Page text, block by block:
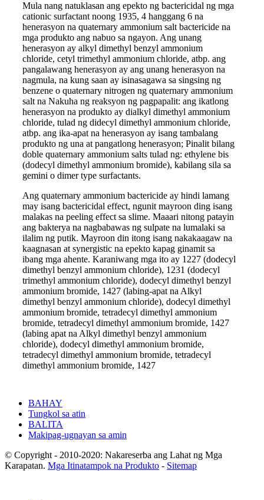
Mula nang natuklasan ang epekto ng bactericidal ng mga
cationic surfactant noong 1935, 4 hanggang 6 na
henerasyon na quaternary ammonium salt bactericide na
mga produkto ang nabuo sa ngayon. Ang unang
henerasyon ay alkyl dimethyl benzyl ammonium
chloride, cetyl trimethyl ammonium chloride, atbp. ang
pangalawang henerasyon ay ang unang henerasyon na
nagmula, na kung saan ay isinasagawa sa singsing ng
benzene o quaternary nitrogen ng quaternary ammonium
salt na Nakuha ng reaksyon ng pagpapalit: ang ikatlong
henerasyon na produkto ay dialkyl dimethyl ammonium
chloride, tulad ng didecyl dimethyl ammonium chloride,
atbp. ang ika-apat na henerasyon ay isang tambalang
produkto ng una at pangatlong henerasyon; Pinalit bilang
doble quaternary ammonium salts tulad ng: ethylene bis
(dodecyl dimethyl ammonium bromide), kabilang sila sa
gemini o dimer type surfactants.
Ang quaternary ammonium bactericide ay hindi lamang
may isang bactericidal effect, ngunit mayroon ding isang
malakas na peeling effect sa slime. Maaari nitong patayin
ang bakterya na nagbabawas ng sulpate na lumalaki sa
ilalim ng putik. Mayroon din itong isang nakakaagaw na
kaagnasan at synergistic na epekto kapag ginamit sa
ibang mga ahente. Karaniwang mga ito ay 1227 (dodecyl
dimethyl benzyl ammonium chloride), 1231 (dodecyl
trimethyl ammonium chloride), dodecyl dimethyl benzyl
ammonium bromide, 1427 (labing-apat na Alkyl
dimethyl benzyl ammonium chloride), dodecyl dimethyl
ammonium bromide, tetradecyl dimethyl ammonium
bromide, tetradecyl dimethyl ammonium bromide, 1427
(labing apat na Alkyl dimethyl benzyl ammonium
chloride), dodecyl dimethyl ammonium bromide,
tetradecyl dimethyl ammonium bromide, tetradecyl
dimethyl ammonium bromide, 1427
BAHAY
Tungkol sa atin
BALITA
Makipag-ugnayan sa amin
© Copyright - 2010-2020: Nakareserba ang Lahat ng Mga
Karapatan. Mga Itinatampok na Produkto - Sitemap